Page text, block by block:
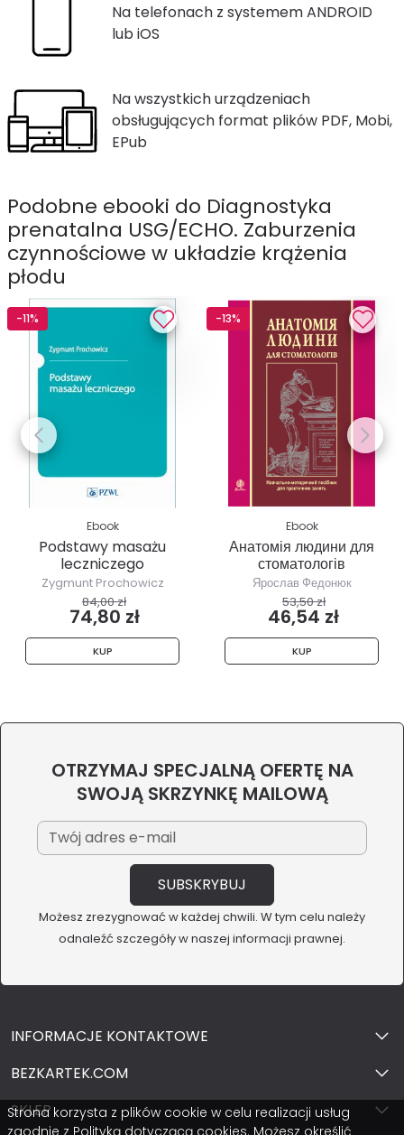
Na telefonach z systemem ANDROID
lub iOS
Na wszystkich urządzeniach
obsługujących format plików PDF, Mobi,
EPub
Podobne ebooki do Diagnostyka
prenatalna USG/ECHO. Zaburzenia
czynnościowe w układzie krążenia
płodu
-11%
Ebook
Podstawy masażu
leczniczego
Zygmunt Prochowicz
84,00 zł
74,80 zł
KUP
-13%
Ebook
Анатомія людини для
стоматологів
Ярослав Федонюк
53,50 zł
46,54 zł
KUP
OTRZYMAJ SPECJALNĄ OFERTĘ NA
SWOJĄ SKRZYNKĘ MAILOWĄ
Możesz zrezygnować w każdej chwili. W tym celu należy
odnaleźć szczegóły w naszej informacji prawnej.
INFORMACJE KONTAKTOWE
BEZKARTEK.COM
SKLEP
Strona korzysta z plików cookie w celu realizacji usług
zgodnie z Polityką dotyczącą cookies. Możesz określić